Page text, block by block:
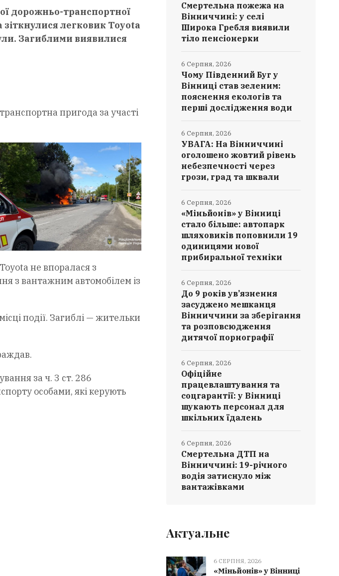
дорожньо-транспортної
легковик Toyota
Загиблими виявилися
пригода за участі
не впоралася з
з вантажним автомобілем із
події. Загиблі — жительки
за ч. 3 ст. 286
особами, які керують
Смертельна пожежа на
Вінниччині: у селі
Широка Гребля виявили
тіло пенсіонерки
Чому Південний Буг у
Вінниці став зеленим:
пояснення екологів та
перші дослідження води
6 Серпня, 2026
УВАГА: На Вінниччині
оголошено жовтий рівень
небезпечності через
грози, град та шквали
6 Серпня, 2026
«Міньйонів» у Вінниці
стало більше: автопарк
шляховиків поповнили 19
одиницями нової
прибиральної техніки
6 Серпня, 2026
До 9 років ув’язнення
засуджено мешканця
Вінниччини за зберігання
та розповсюдження
дитячої порнографії
6 Серпня, 2026
Офіційне
працевлаштування та
соцгарантії: у Вінниці
шукають персонал для
шкільних їдалень
6 Серпня, 2026
Смертельна ДТП на
Вінниччині: 19-річного
водія затиснуло між
вантажівками
6 Серпня, 2026
Актуальне
6 СЕРПНЯ, 2026
«Міньйонів» у Вінниці